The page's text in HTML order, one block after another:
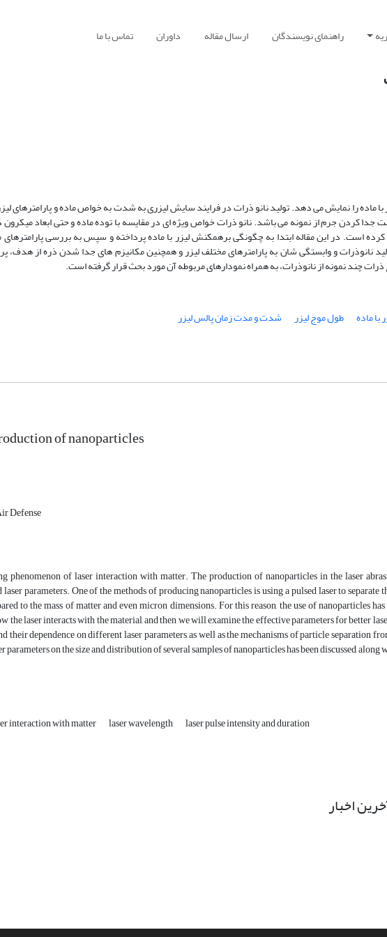
راهنمای نویسندگان ارسال مقاله داوران تماس با ما
ماده‌ را نمایش‌ می‌ دهد. تولید نانو ذرات‌ در فرایند سایش‌ لیزری به‌ شدت‌ به‌ خواص‌ ماده‌ و پارامترهای
جدا کردن‌ جرم‌ از نمونه‌ می‌ باشد. نانو ذرات‌ خواص‌ ویژه‌ ای در مقایسه‌ با توده‌ ماده‌ و حتی‌ ابعاد
کرده‌ است‌. در این‌ مقاله ابتدا به‌ چگونگی‌ برهمکنش‌ لیزر با ماده‌ پرداخته‌ و سپس‌ به‌ بررسی‌
نانوذرات‌ و وابستگی‌ شان‌ به‌ پارامترهای مختلف‌ لیزر و همچنین‌ مکانیزم‌ های جدا شدن‌ ذره‌ از هدف‌،
ذرات‌ چند نمونه‌ از نانوذرات، به‌ همراه‌ نمودارهای مربوطه‌ آن مورد بحث‌ قرار گرفته‌ است‌.
ماده‌ طول موج لیزر
شدت و مدت زمان پالس لیزر
of nanoparticles
Defense
phenomenon of laser interaction with matter. The production of nanoparticles in the laser
parameters. One of the methods of producing nanoparticles is using a pulsed laser to separate
to the mass of matter and even micron dimensions. For this reason, the use of nanoparticles
the laser interacts with the material, and then we will examine the effective parameters for better
dependence on different laser parameters, as well as the mechanisms of particle separation
parameters on the size and distribution of several samples of nanoparticles has been discussed,
interaction with matter laser wavelength laser pulse intensity and duration
اخبار
سازی ازسیناوب